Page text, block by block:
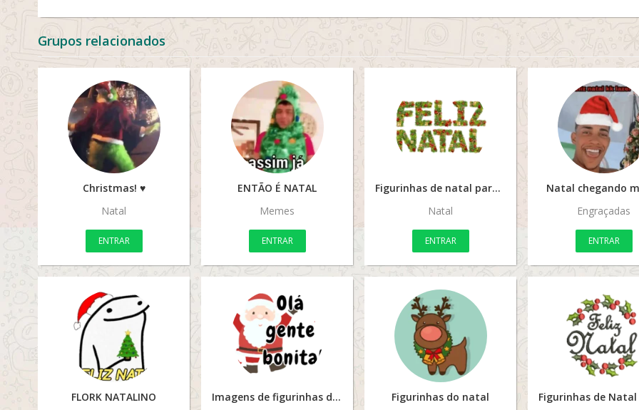
Grupos relacionados
Christmas! ♥️
Natal
ENTRAR
ENTÃO É NATAL
Memes
ENTRAR
Figurinhas de natal para imprimir
Natal
ENTRAR
Natal chegando
Engraçadas
ENTRAR
FLORK NATALINO Imagens de figurinhas de natal Figurinhas do natal